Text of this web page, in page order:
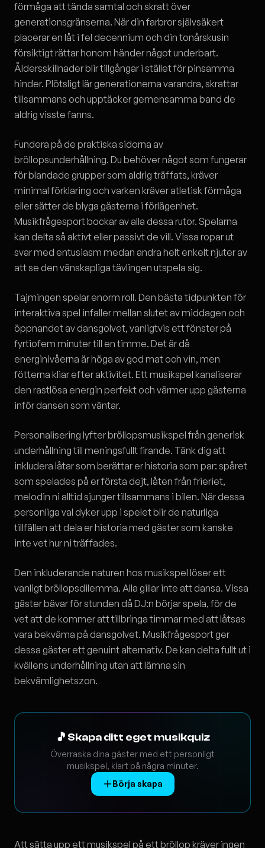
förmåga att tända samtal och skratt över
generationsgränserna. När din farbror självsäkert
placerar en låt i fel decennium och din tonårskusin
försiktigt rättar honom händer något underbart.
Åldersskillnader blir tillgångar i stället för pinsamma
hinder. Plötsligt lär generationerna varandra, skrattar
tillsammans och upptäcker gemensamma band de
aldrig visste fanns.
Fundera på de praktiska sidorna av
bröllopsunderhållning. Du behöver något som fungerar
för blandade grupper som aldrig träffats, kräver
minimal förklaring och varken kräver atletisk förmåga
eller sätter de blyga gästerna i förlägenhet.
Musikfrågesport bockar av alla dessa rutor. Spelarna
kan delta så aktivt eller passivt de vill. Vissa ropar ut
svar med entusiasm medan andra helt enkelt njuter av
att se den vänskapliga tävlingen utspela sig.
Tajmingen spelar enorm roll. Den bästa tidpunkten för
interaktiva spel infaller mellan slutet av middagen och
öppnandet av dansgolvet, vanligtvis ett fönster på
fyrtiofem minuter till en timme. Det är då
energinivåerna är höga av god mat och vin, men
fötterna kliar efter aktivitet. Ett musikspel kanaliserar
den rastlösa energin perfekt och värmer upp gästerna
inför dansen som väntar.
Personalisering lyfter bröllopsmusikspel från generisk
underhållning till meningsfullt firande. Tänk dig att
inkludera låtar som berättar er historia som par: spåret
som spelades på er första dejt, låten från frieriet,
melodin ni alltid sjunger tillsammans i bilen. När dessa
personliga val dyker upp i spelet blir de naturliga
tillfällen att dela er historia med gäster som kanske
inte vet hur ni träffades.
Den inkluderande naturen hos musikspel löser ett
vanligt bröllopsdilemma. Alla gillar inte att dansa. Vissa
gäster bävar för stunden då DJ:n börjar spela, för de
vet att de kommer att tillbringa timmar med att låtsas
vara bekväma på dansgolvet. Musikfrågesport ger
dessa gäster ett genuint alternativ. De kan delta fullt ut i
kvällens underhållning utan att lämna sin
bekvämlighetszon.
🎵 Skapa ditt eget musikquiz
Överraska dina gäster med ett personligt
musikspel, klart på några minuter.
Börja skapa
Att sätta upp ett musikspel på ett bröllop kräver ingen